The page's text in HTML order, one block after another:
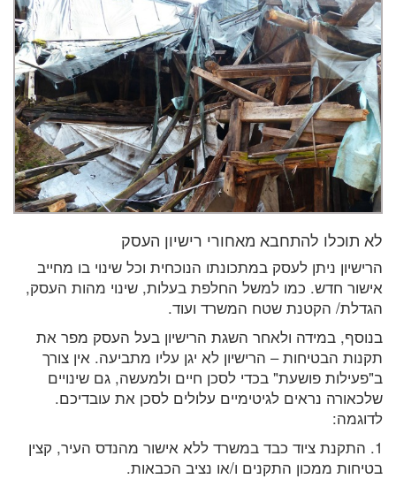
לא תוכלו להתחבא מאחורי רישיון העסק
הרישיון ניתן לעסק במתכונתו הנוכחית וכל שינוי בו מחייב
אישור חדש. כמו למשל החלפת בעלות, שינוי מהות העסק,
הגדלת/ הקטנת שטח המשרד ועוד.
בנוסף, במידה ולאחר השגת הרישיון בעל העסק מפר את
תקנות הבטיחות – הרישיון לא יגן עליו מתביעה. אין צורך
ב"פעילות פושעת" בכדי לסכן חיים ולמעשה, גם שינויים
שלכאורה נראים לגיטימיים עלולים לסכן את עובדיכם.
לדוגמה:
1. התקנת ציוד כבד במשרד ללא אישור מהנדס העיר, קצין
בטיחות ממכון התקנים ו/או נציב הכבאות.